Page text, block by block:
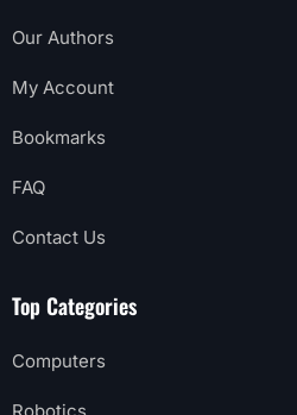
Our Authors
My Account
Bookmarks
FAQ
Contact Us
Top Categories
Computers